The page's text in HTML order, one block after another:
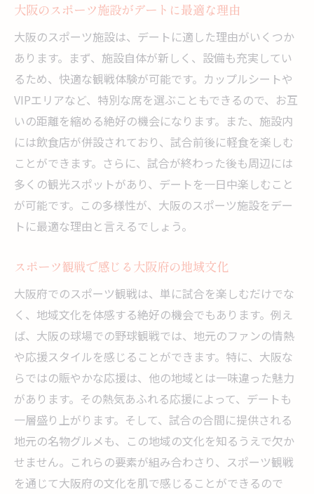
大阪のスポーツ施設がデートに最適な理由
大阪のスポーツ施設は、デートに適した理由がいくつか
あります。まず、施設自体が新しく、設備も充実してい
るため、快適な観戦体験が可能です。カップルシートや
VIPエリアなど、特別な席を選ぶこともできるので、お互
いの距離を縮める絶好の機会になります。また、施設内
には飲食店が併設されており、試合前後に軽食を楽しむ
ことができます。さらに、試合が終わった後も周辺には
多くの観光スポットがあり、デートを一日中楽しむこと
が可能です。この多様性が、大阪のスポーツ施設をデー
トに最適な理由と言えるでしょう。
スポーツ観戦で感じる大阪府の地域文化
大阪府でのスポーツ観戦は、単に試合を楽しむだけでな
く、地域文化を体感する絶好の機会でもあります。例え
ば、大阪の球場での野球観戦では、地元のファンの情熱
や応援スタイルを感じることができます。特に、大阪な
らではの賑やかな応援は、他の地域とは一味違った魅力
があります。その熱気あふれる応援によって、デートも
一層盛り上がります。そして、試合の合間に提供される
地元の名物グルメも、この地域の文化を知るうえで欠か
せません。これらの要素が組み合わさり、スポーツ観戦
を通じて大阪府の文化を肌で感じることができるので